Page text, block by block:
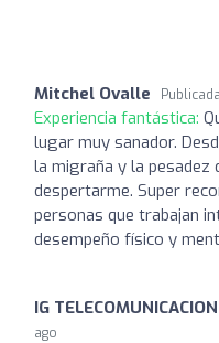
Mitchel Ovalle
Experiencia fantástica:
lugar muy sanador.
la migraña y la pesadez
despertarme. Super
personas que trabajan
desempeño físico y
IG
ago